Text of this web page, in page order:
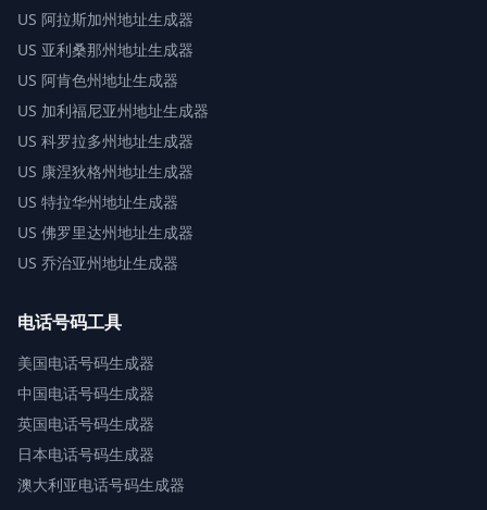
US 阿拉斯加州地址生成器
US 亚利桑那州地址生成器
US 阿肯色州地址生成器
US 加利福尼亚州地址生成器
US 科罗拉多州地址生成器
US 康涅狄格州地址生成器
US 特拉华州地址生成器
US 佛罗里达州地址生成器
US 乔治亚州地址生成器
电话号码工具
美国电话号码生成器
中国电话号码生成器
英国电话号码生成器
日本电话号码生成器
澳大利亚电话号码生成器